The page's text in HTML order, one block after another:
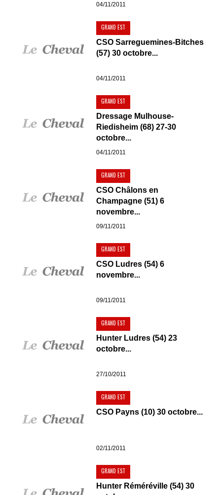
04/11/2011
GRAND EST
CSO Sarreguemines-Bitches
(57) 30 octobre...
04/11/2011
GRAND EST
Dressage Mulhouse-
Riedisheim (68) 27-30
octobre...
04/11/2011
GRAND EST
CSO Châlons en
Champagne (51) 6
novembre...
09/11/2011
GRAND EST
CSO Ludres (54) 6
novembre...
09/11/2011
GRAND EST
Hunter Ludres (54) 23
octobre...
27/10/2011
GRAND EST
CSO Payns (10) 30 octobre...
02/11/2011
GRAND EST
Hunter Réméréville (54) 30